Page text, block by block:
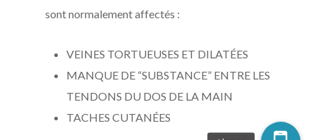
sont normalement affectés :
VEINES TORTUEUSES ET DILATÉES
MANQUE DE “SUBSTANCE” ENTRE LES
TENDONS DU DOS DE LA MAIN
TACHES CUTANÉES